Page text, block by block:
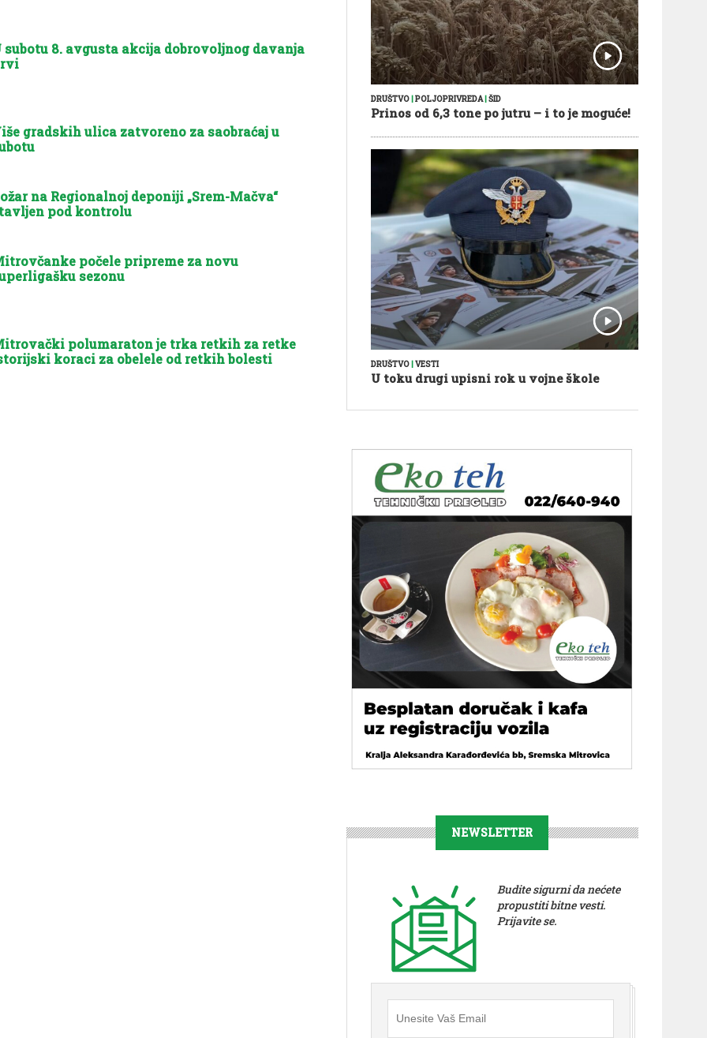
subotu 8. avgusta akcija dobrovoljnog davanja
gradskih ulica zatvoreno za saobraćaj u
na Regionalnoj deponiji „Srem-Mačva“
pod kontrolu
počele pripreme za novu
sezonu
polumaraton je trka retkih za retke
koraci za obelele od retkih bolesti
DRUŠTVO|POLJOPRIVREDA|ŠID
Prinos od 6,3 tone po jutru – i to je moguće!
DRUŠTVO VESTI
U toku drugi upisni rok u vojne škole
NEWSLETTER
Budite sigurni da nećete
propustiti bitne vesti.
Prijavite se.